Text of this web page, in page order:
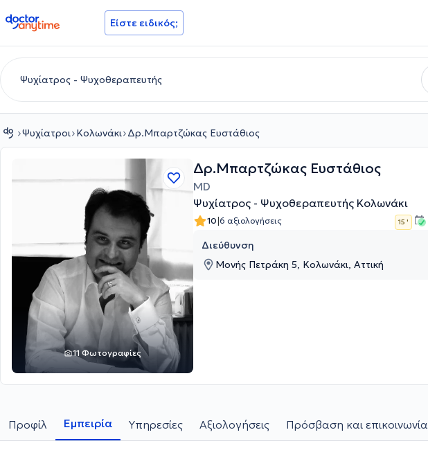
doctoranytime Είστε ειδικός;
Ψυχίατροι Κολωνάκι Δρ.Μπαρτζώκας Ευστάθιος
11 Φωτογραφίες
Δρ.Μπαρτζώκας Ευστάθιος
MD
Ψυχίατρος - Ψυχοθεραπευτής Κολωνάκι
10|6 αξιολογήσεις 15 '
Διεύθυνση
Μονής Πετράκη 5, Κολωνάκι, Αττική
Προφίλ Εμπειρία Υπηρεσίες Αξιολογήσεις Πρόσβαση και επικοινωνία